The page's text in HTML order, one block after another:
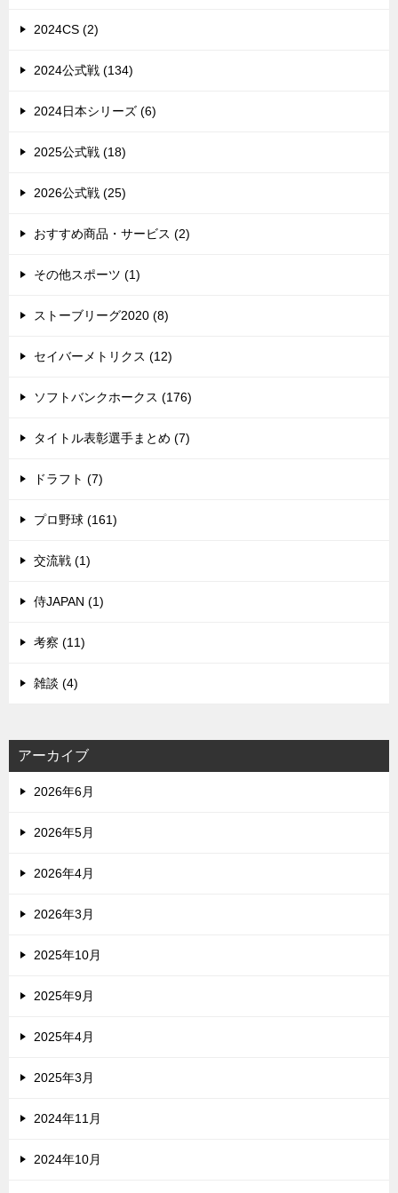
2024CS (2)
2024公式戦 (134)
2024日本シリーズ (6)
2025公式戦 (18)
2026公式戦 (25)
おすすめ商品・サービス (2)
その他スポーツ (1)
ストーブリーグ2020 (8)
セイバーメトリクス (12)
ソフトバンクホークス (176)
タイトル表彰選手まとめ (7)
ドラフト (7)
プロ野球 (161)
交流戦 (1)
侍JAPAN (1)
考察 (11)
雑談 (4)
アーカイブ
2026年6月
2026年5月
2026年4月
2026年3月
2025年10月
2025年9月
2025年4月
2025年3月
2024年11月
2024年10月